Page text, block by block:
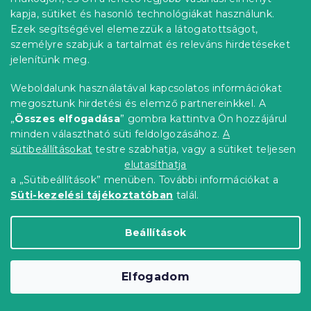
kapja, sütiket és hasonló technológiákat használunk.
Ezek segítségével elemezzük a látogatottságot,
személyre szabjuk a tartalmat és releváns hirdetéseket
jelenítünk meg.
Weboldalunk használatával kapcsolatos információkat
megosztunk hirdetési és elemző partnereinkkel. A
„Összes elfogadása” gombra kattintva Ön hozzájárul
minden választható süti feldolgozásához. A
sütibeállításokat testre szabhatja, vagy a sütiket teljesen
elutasíthatja
a „Sütibeállítások” menüben. További információkat a
Süti-kezelési tájékoztatóban talál.
Beállítások
Elfogadom
Kedvezménykupon
-10% "BTS10"
Gyermek poncsó BUTTERFLY rózsaszín
Kedvezménykupon